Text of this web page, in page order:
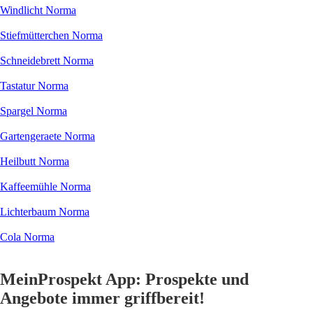
Windlicht Norma
Stiefmütterchen Norma
Schneidebrett Norma
Tastatur Norma
Spargel Norma
Gartengeraete Norma
Heilbutt Norma
Kaffeemühle Norma
Lichterbaum Norma
Cola Norma
MeinProspekt App: Prospekte und
Angebote immer griffbereit!